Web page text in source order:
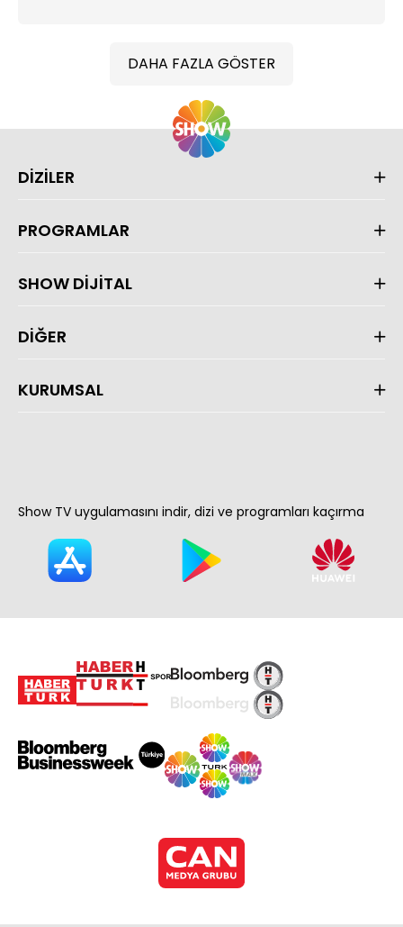
DAHA FAZLA GÖSTER
DİZİLER
PROGRAMLAR
SHOW DİJİTAL
DİĞER
KURUMSAL
Show TV uygulamasını indir, dizi ve programları kaçırma